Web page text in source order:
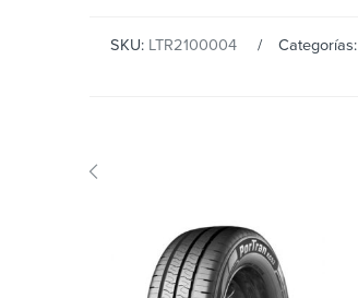
SKU: LTR2100004 Categorías: